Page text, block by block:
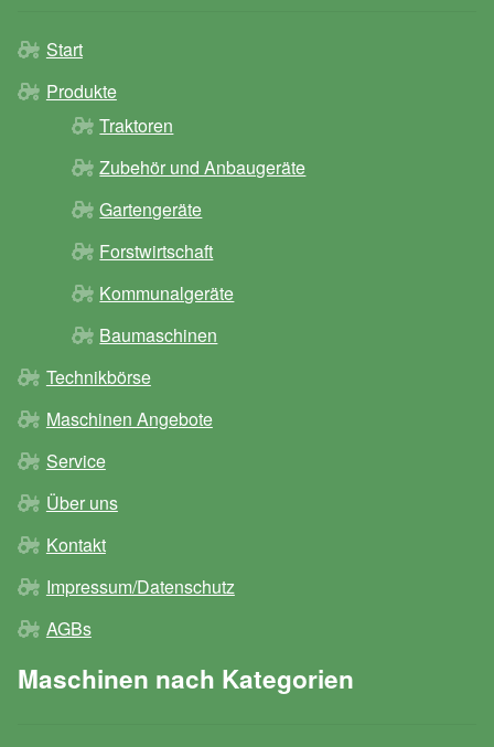
Start
Produkte
Traktoren
Zubehör und Anbaugeräte
Gartengeräte
Forstwirtschaft
Kommunalgeräte
Baumaschinen
Technikbörse
Maschinen Angebote
Service
Über uns
Kontakt
Impressum/Datenschutz
AGBs
Maschinen nach Kategorien